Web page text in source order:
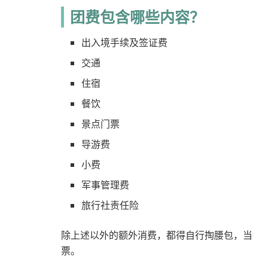
团费包含哪些内容？
出入境手续及签证费
交通
住宿
餐饮
景点门票
导游费
小费
军事管理费
旅行社责任险
除上述以外的额外消费，都得自行掏腰包，
票。